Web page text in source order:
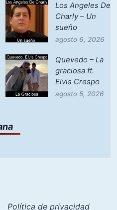
Los Angeles De
Charly – Un
sueño
agosto 6, 2026
Quevedo – La
graciosa ft.
Elvis Crespo
agosto 5, 2026
Política de privacidad